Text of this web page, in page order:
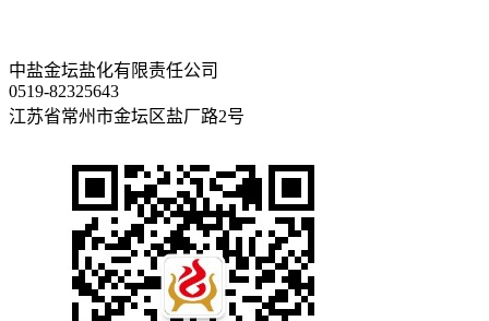
中盐金坛盐化有限责任公司
0519-82325643
江苏省常州市金坛区盐厂路2号